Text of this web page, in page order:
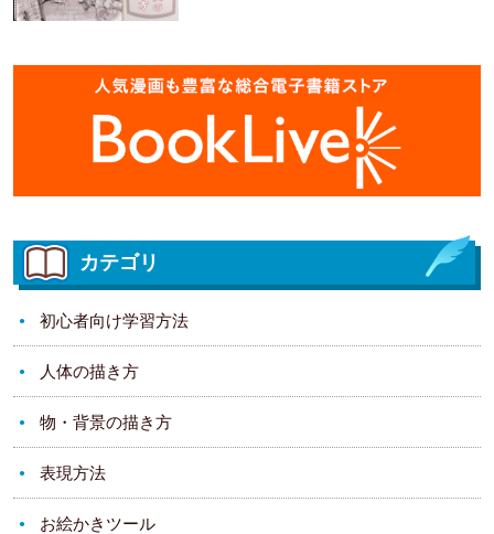
カテゴリ
初心者向け学習方法
人体の描き方
物・背景の描き方
表現方法
お絵かきツール